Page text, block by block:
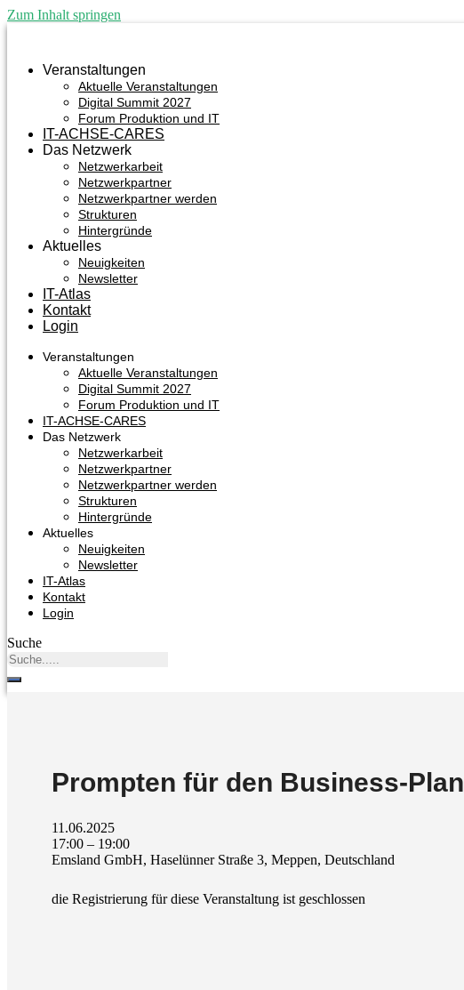
Zum Inhalt springen
Veranstaltungen
Aktuelle Veranstaltungen
Digital Summit 2027
Forum Produktion und IT
IT-ACHSE-CARES
Das Netzwerk
Netzwerkarbeit
Netzwerkpartner
Netzwerkpartner werden
Strukturen
Hintergründe
Aktuelles
Neuigkeiten
Newsletter
IT-Atlas
Kontakt
Login
Veranstaltungen
Aktuelle Veranstaltungen
Digital Summit 2027
Forum Produktion und IT
IT-ACHSE-CARES
Das Netzwerk
Netzwerkarbeit
Netzwerkpartner
Netzwerkpartner werden
Strukturen
Hintergründe
Aktuelles
Neuigkeiten
Newsletter
IT-Atlas
Kontakt
Login
Suche
Prompten für den Business-Plan
11.06.2025
17:00 – 19:00
Emsland GmbH, Haselünner Straße 3, Meppen, Deutschland
die Registrierung für diese Veranstaltung ist geschlossen